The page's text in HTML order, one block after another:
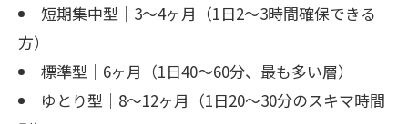
短期集中型｜3〜4ヶ月（1日2〜3時間確保できる
方）
標準型｜6ヶ月（1日40〜60分、最も多い層）
ゆとり型｜8〜12ヶ月（1日20〜30分のスキマ時間